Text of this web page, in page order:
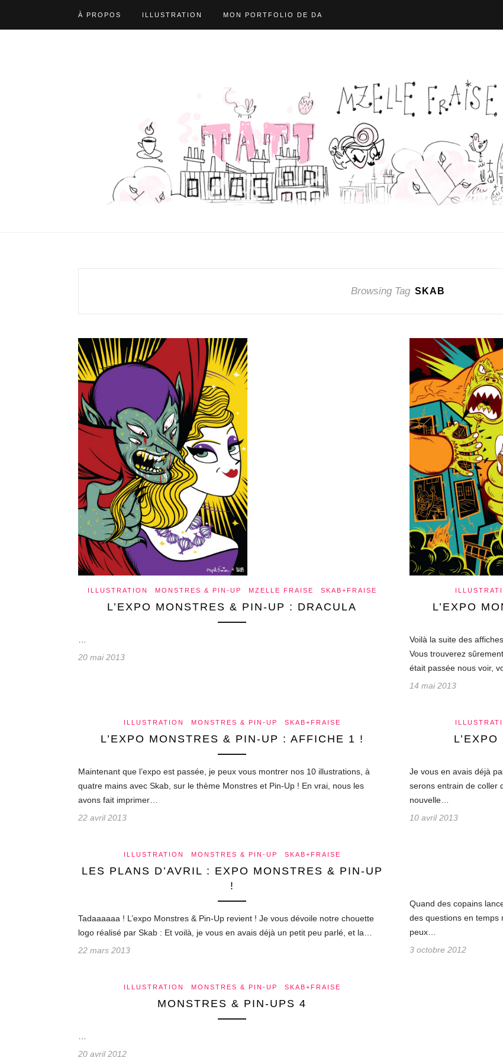
À PROPOS ILLUSTRATION MON PORTFOLIO DE DA
Browsing Tag SKAB
ILLUSTRATION MONSTRES & PIN-UP MZELLE FRAISE SKAB+FRAISE
L’EXPO MONSTRES & PIN-UP : DRACULA
20 mai 2013
L’EXPO
Voilà la suite des
Vous trouverez
était passée nous voir,
14 mai 2013
ILLUSTRATION MONSTRES & PIN-UP SKAB+FRAISE
L’EXPO MONSTRES & PIN-UP : AFFICHE 1 !
Maintenant que l’expo est passée, je peux vous montrer nos 10 illustrations, à
quatre mains avec Skab, sur le thème Monstres et Pin-Up ! En vrai, nous les
avons fait imprimer…
22 avril 2013
Je vous en avais déjà
serons entrain de coller
nouvelle…
10 avril 2013
ILLUSTRATION MONSTRES & PIN-UP SKAB+FRAISE
LES PLANS D’AVRIL : EXPO MONSTRES & PIN-UP
!
Tadaaaaaa ! L’expo Monstres & Pin-Up revient ! Je vous dévoile notre chouette
logo réalisé par Skab : Et voilà, je vous en avais déjà un petit peu parlé, et la…
22 mars 2013
Quand des copains
des questions en temps
peux…
3 octobre 2012
ILLUSTRATION MONSTRES & PIN-UP SKAB+FRAISE
MONSTRES & PIN-UPS 4
20 avril 2012